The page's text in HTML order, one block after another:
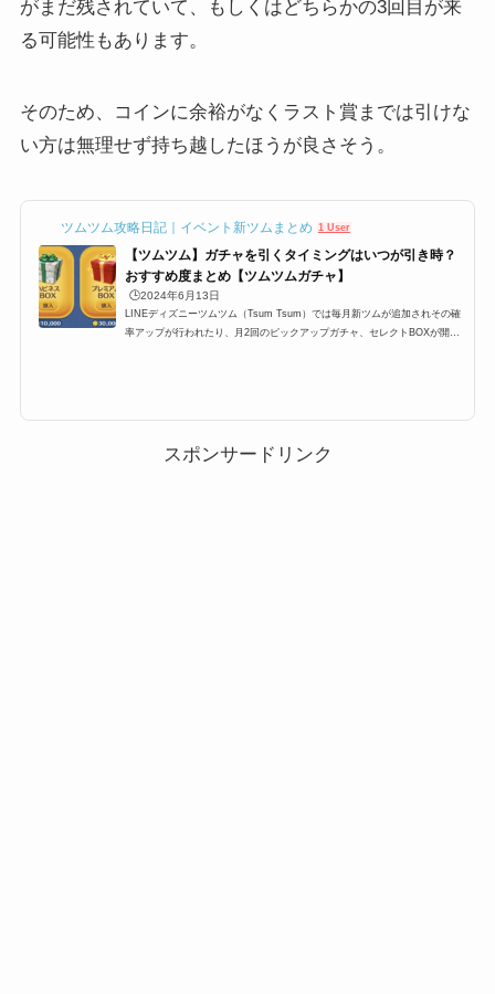
がまだ残されていて、もしくはどちらかの3回目が来
る可能性もあります。
そのため、コインに余裕がなくラスト賞までは引けな
い方は無理せず持ち越したほうが良さそう。
ツムツム攻略日記｜イベント新ツムまとめ 1 User
【ツムツム】ガチャを引くタイミングはいつが引き時？
おすすめ度まとめ【ツムツムガチャ】
🕒️2024年6月13日
LINEディズニーツムツム（Tsum Tsum）では毎月新ツムが追加されその確
率アップが行われたり、月2回のピックアップガチャ、セレクトBOXが開催
ツム（Tsum Tsum）では毎月新ツムが...
スポンサードリンク